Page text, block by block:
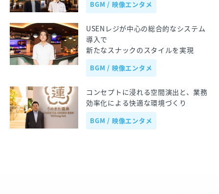
BGM / 映像エンタメ
USENレジが中心の総合的なシステム
導入で
新たなスナックのスタイルを実現
BGM / 映像エンタメ
コンセプトに浸れる空間演出と、業務
効率化による快適な環境づくり
BGM / 映像エンタメ